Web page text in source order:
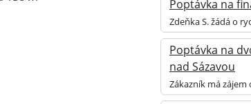
Poptávka na
Zdeňka S. žádá o
Poptávka na
nad Sázavou
Zákazník má